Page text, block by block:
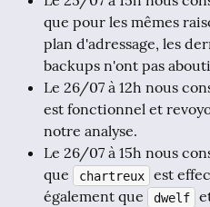
que pour les mêmes
plan d'adressage, les
backups n'ont pas
Le 26/07 à 12h nous
est fonctionnel et
notre analyse.
Le 26/07 à 15h nous
que
chartreux
est
également que
dwelf